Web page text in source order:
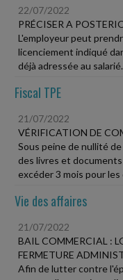
22/07/2022
PRÉCISER A
L'employeur peut
licenciement indiqué
déjà adressée au
Fiscal TPE
21/07/2022
VÉRIFICATION DE
Sous peine de nullité
des livres et
excéder 3 mois pour
Vie des affaires
21/07/2022
BAIL COMMERCIAL :
FERMETURE
Afin de lutter contre